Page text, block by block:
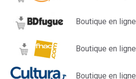
Boutique en ligne
Boutique en ligne
Boutique en ligne